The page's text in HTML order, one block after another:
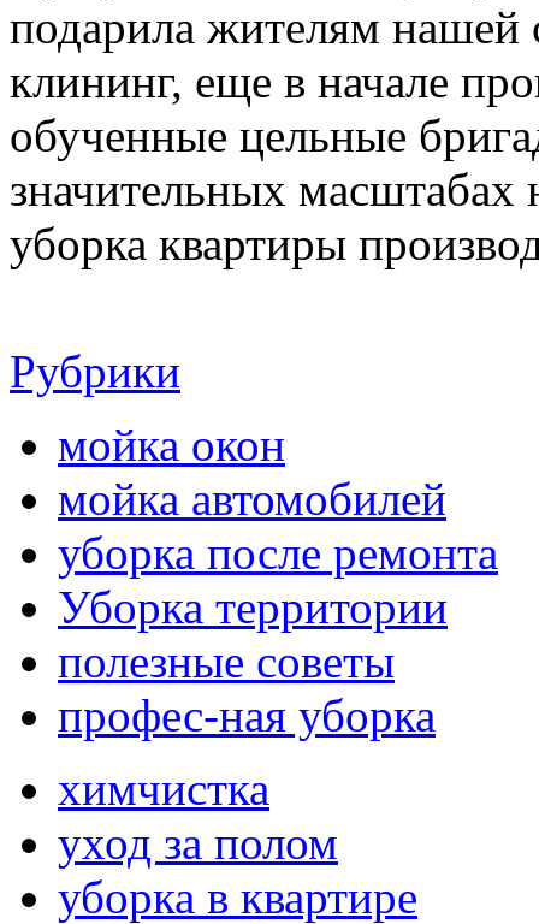
подарила жителям нашей
клининг, еще в начале
обученные цельные
значительных масштабах
уборка квартиры
Рубрики
мойка окон
мойка автомобилей
уборка после ремонта
Уборка территории
полезные советы
профес-ная уборка
химчистка
уход за полом
уборка в квартире